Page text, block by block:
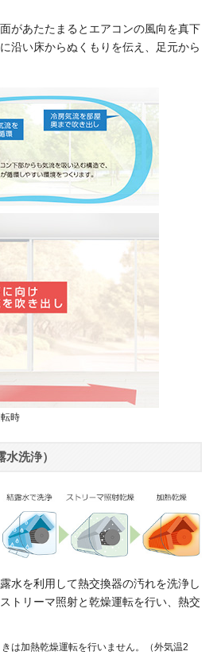
があたたまるとエアコンの風向を真下
沿い床からぬくもりを伝え、足元から
時
洗浄）
水を利用して熱交換器の汚れを洗浄し
トリーマ照射と乾燥運転を行い、熱交
は加熱乾燥運転を行いません。（外気温2